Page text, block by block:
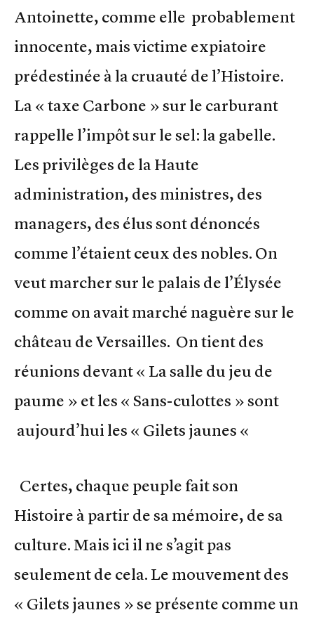
Antoinette, comme elle probablement
innocente, mais victime expiatoire
prédestinée à la cruauté de l’Histoire.
La « taxe Carbone » sur le carburant
rappelle l’impôt sur le sel: la gabelle.
Les privilèges de la Haute
administration, des ministres, des
managers, des élus sont dénoncés
comme l’étaient ceux des nobles. On
veut marcher sur le palais de l’Élysée
comme on avait marché naguère sur le
château de Versailles. On tient des
réunions devant « La salle du jeu de
paume » et les « Sans-culottes » sont
aujourd’hui les « Gilets jaunes «
Certes, chaque peuple fait son
Histoire à partir de sa mémoire, de sa
culture. Mais ici il ne s’agit pas
seulement de cela. Le mouvement des
« Gilets jaunes » se présente comme un